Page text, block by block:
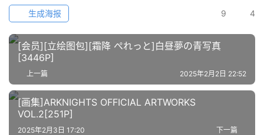
素
材
图
素
材
萌
9 4
生成海报
[会员][立绘图包][霜降 ぺれっと]白昼夢の青写真
[3446P]
上一篇 2025年2月2日 22:52
[画集]ARKNIGHTS OFFICIAL ARTWORKS
VOL.2[251P]
下一篇
2025年2月3日 17:20